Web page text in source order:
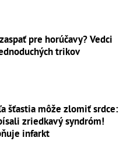
pre horúčavy? Vedci
trikov
šťastia môže zlomiť srdce:
zriedkavý syndróm!
infarkt